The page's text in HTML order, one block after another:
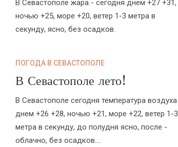
В Севастополе жара - сегодня днем +27 +31,
ночью +25, море +20, ветер 1-3 метра в
секунду, ясно, без осадков.
ПОГОДА В СЕВАСТОПОЛЕ
В Севастополе лето!
В Севастополе сегодня температура воздуха
днем +26 +28, ночью +21, море +22, ветер 1-3
метра в секунду, до полудня ясно, после -
облачно, без осадков....